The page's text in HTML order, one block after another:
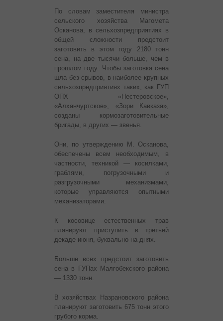
По словам заместителя министра
сельского хозяйства Магомета
Осканова, в сельхозпредприятиях в
общей сложности предстоит
заготовить в этом году 2180 тонн
сена, на две тысячи больше, чем в
прошлом году. Чтобы заготовка сена
шла без срывов, в наиболее крупных
сельхозпредприятиях таких, как ГУП
ОПХ «Нестеровское»,
«Алханчуртское», «Зори Кавказа»,
созданы кормозаготовительные
бригады, в других — звенья.
Они, по утверждению М. Осканова,
обеспечены всем необходимым, в
частности, техникой — косилками,
граблями, погрузочными и
разгрузочными механизмами,
которые управляются опытными
механизаторами.
К косовице естественных трав
планируют приступить в третьей
декаде июня, буквально на днях.
Больше всех предстоит заготовить
сена в ГУПах Малгобекского района
— 1330 тонн.
В хозяйствах Назрановского района
планируют заготовить 675 тонн этого
грубого корма.